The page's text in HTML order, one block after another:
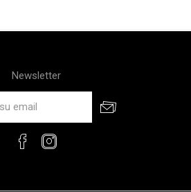
Newsletter